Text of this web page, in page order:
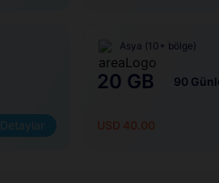
Detaylar
Asya (10+ bölge)
20 GB 90
USD 40.00